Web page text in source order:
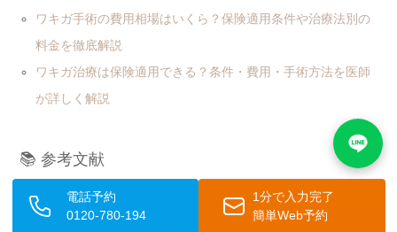
ワキガ手術の費用相場はいくら？保険適用条件や治療法別の
料金を徹底解説
ワキガ治療は保険適用できる？条件・費用・手術方法を医師
が詳しく解説
📚 参考文献
厚生労働省– 医療保険制度における保険適用の基準や自由診
療に関する公的な情報。ミラドライが保険適用外である理由
電話予約
0120-780-194
1分で入力完了
簡単Web予約